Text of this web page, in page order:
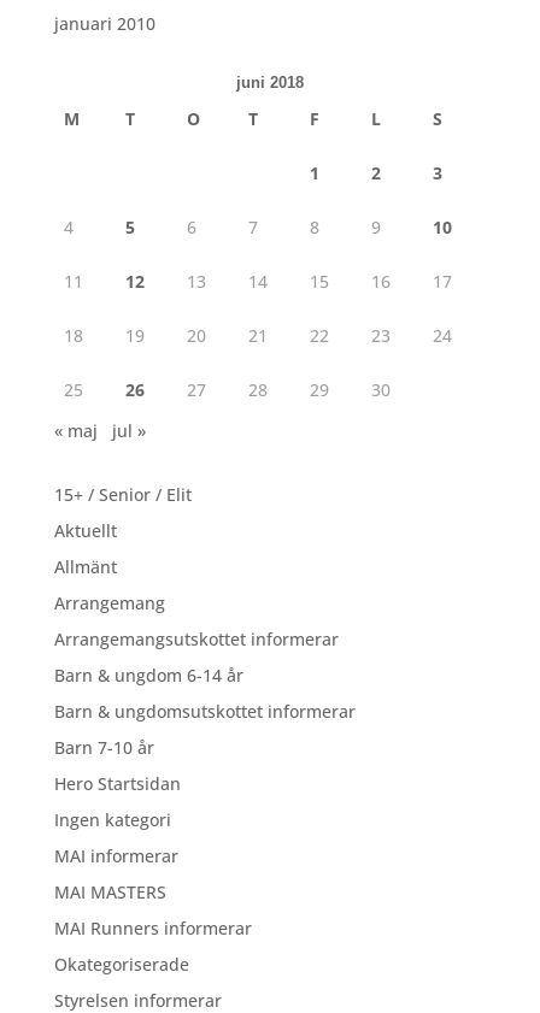
januari 2010
juni 2018
M T O T F L S
1 2 3
4 5 6 7 8 9 10
11 12 13 14 15 16 17
18 19 20 21 22 23 24
25 26 27 28 29
30
« maj
jul »
15+ / Senior / Elit
Aktuellt
Allmänt
Arrangemang
Arrangemangsutskottet informerar
Barn & ungdom 6-14 år
Barn & ungdomsutskottet informerar
Barn 7-10 år
Hero Startsidan
Ingen kategori
MAI informerar
MAI MASTERS
MAI Runners informerar
Okategoriserade
Styrelsen informerar